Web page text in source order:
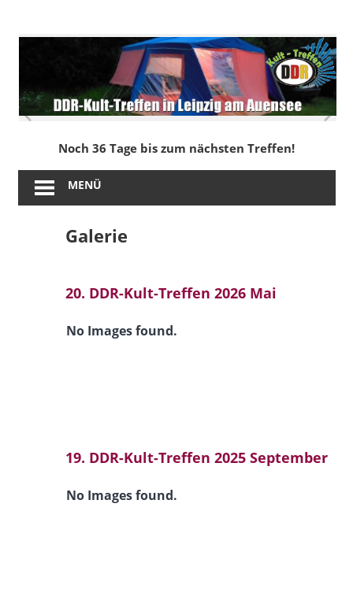
springen
DDR-
Kult-
Treffen
in
Leipzig
am
Noch 36 Tage bis zum nächsten Treffen!
MENÜ
Galerie
20. DDR-Kult-Treffen 2026 Mai
No Images found.
19. DDR-Kult-Treffen 2025 September
No Images found.